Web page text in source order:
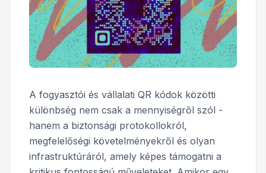
A fogyasztói és vállalati QR kódok közötti
különbség nem csak a mennyiségről szól -
hanem a biztonsági protokollokról,
megfelelőségi követelményekről és olyan
infrastruktúráról, amely képes támogatni a